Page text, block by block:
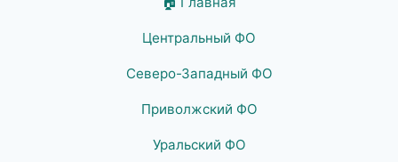
Центральный ФО
Северо-Западный ФО
Приволжский ФО
Уральский ФО